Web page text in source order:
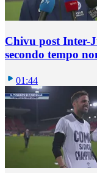
Chivu post Inter-
secondo tempo
01:44